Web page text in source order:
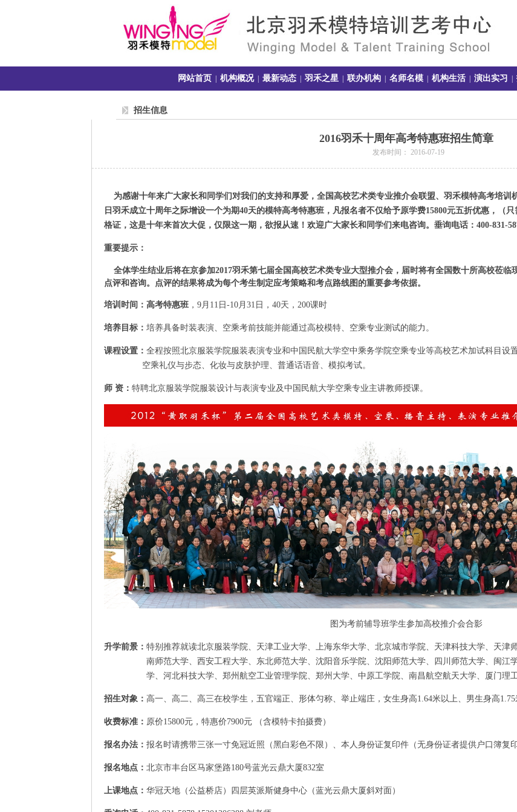
网站首页 机构概况| 最新动态 羽禾之星 联办机构 名师名模 机构生活 演出实习
招生信息
2016羽禾十周年高考特惠班招生简章
发布时间： 2016-07-19
为感谢十年来广大家长和同学们对我们的支持和厚爱，全国高校艺术类专业推介会联盟、羽禾模特高考培训
日 羽禾成立十周年之际增设一个为期40天的模特高考特惠班，凡报名者不仅给予原学费15800元五折优惠，（只
格证，这是十年来首次大促，仅限这一期，欲报从速！欢迎广大家长和同学们来电咨询。垂询电话： 400-831-
重要提示：
全体学生结业后将在京参加2017羽禾第七届全国高校艺术类专业大型推介会，届时将有全国数十所高校莅临
点评和咨询。点评的结果将成为每个考生制定应考策略和考点路线图的重要参考依据。
培训时间 ：高考特惠班 ，9月11日-10月31日，40天，200课时
培养目标： 培养具备时装表演、空乘考前技能并能通过高校模特、空乘专业测试的能力。
课程设置： 全程按照北京服装学院服装表演专业和中国民航大学空中乘务学院空乘专业等高校艺术加试科目设
空乘礼仪与步态、化妆与皮肤护理、普通话语音、模拟考试。
师 资： 特聘北京服装学院服装设计与表演专业及中国民航大学空乘专业主讲教师授课。
图为考前辅导班学生参加高校推介会合影
升学前景： 特别推荐就读北京服装学院、天津工业大学、上海东华大学、北京城市学院、天津科技大学、天津
南师范大学、西安工程大学、东北师范大学、沈阳音乐学院、沈阳师范大学、四川师范大学、闽江
学、河北科技大学、 郑州航空工业管理学院、郑州大学、中原工学院、南昌航空航天大学、厦门理
招生对象： 高一、高二、高三在校学生， 五官端正、形体匀称、举止端庄， 女生身高1.64米以上、男生身高1.75
收费标准： 原价15800元，特惠价7900元 （含模特卡拍摄费）
报名办法： 报名 时请携带三张一寸免冠近照（黑白彩色不限）、本人身份证复印件（无身份证者提供户口簿复
报名地点： 北京市丰台区马家堡路180号蓝光云鼎大厦832室
上课地点 ： 华冠天地（公益桥店）四层英派斯健身中心（蓝光云鼎大厦斜对面）